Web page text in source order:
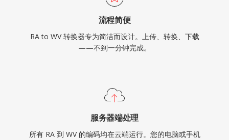
流程简便
RA to WV 转换器专为简洁而设计。上传、转换、下载
——不到一分钟完成。
服务器端处理
所有 RA 到 WV 的编码均在云端运行。您的电脑或手机